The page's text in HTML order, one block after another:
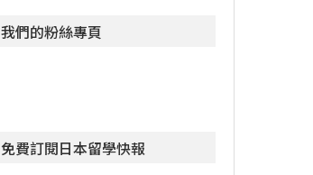
我們的粉絲專頁
免費訂閱日本留學快報